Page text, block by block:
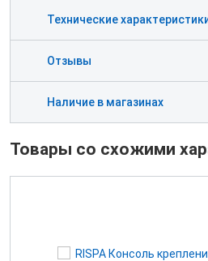
Технические
Отзывы
Наличие в магазинах
Товары со схожими